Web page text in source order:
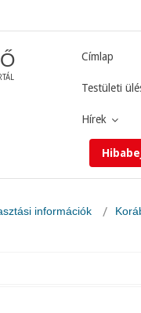
Címlap
Testületi
Hírek
információk